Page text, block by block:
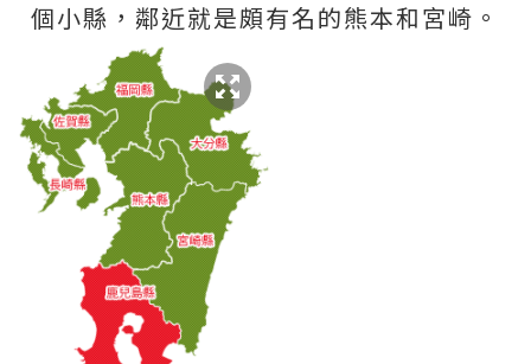
個小縣，鄰近就是頗有名的熊本和宮崎。